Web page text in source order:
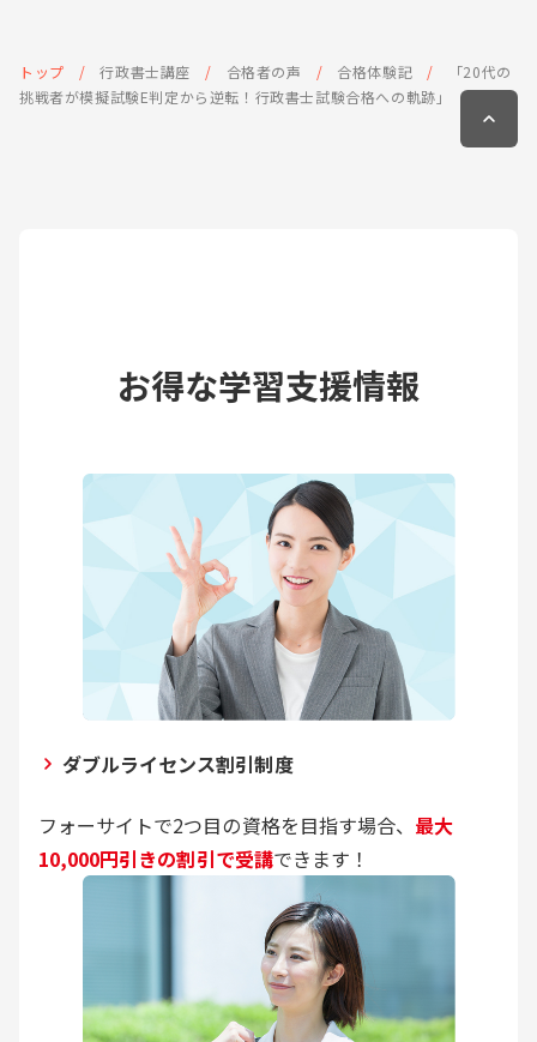
トップ 行政書士講座 合格者の声 合格体験記
「20代の
挑戦者が模擬試験E判定から逆転！行政書士試験合格への軌跡」
お得な学習支援情報
ダブルライセンス割引制度
フォーサイトで2つ目の資格を目指す場合、 最大
10,000円引きの割引で受講できます！